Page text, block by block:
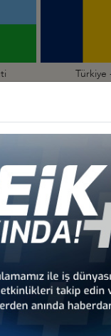
Türkiye
Türkiye -
İş